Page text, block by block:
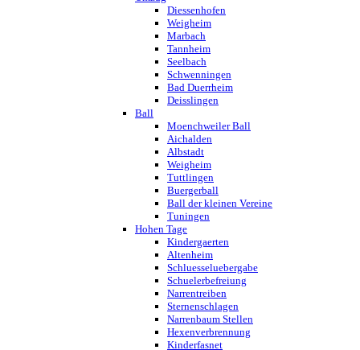
Diessenhofen
Weigheim
Marbach
Tannheim
Seelbach
Schwenningen
Bad Duerrheim
Deisslingen
Ball
Moenchweiler Ball
Aichalden
Albstadt
Weigheim
Tuttlingen
Buergerball
Ball der kleinen Vereine
Tuningen
Hohen Tage
Kindergaerten
Altenheim
Schluesseluebergabe
Schuelerbefreiung
Narrentreiben
Sternenschlagen
Narrenbaum Stellen
Hexenverbrennung
Kinderfasnet